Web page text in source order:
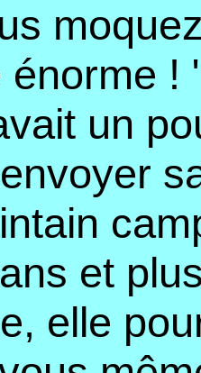
énorme !
un
et
elle